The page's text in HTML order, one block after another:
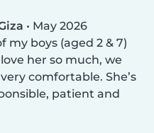
• May 2026
boys (aged 2 & 7)
her so much, we
comfortable. She’s
patient and